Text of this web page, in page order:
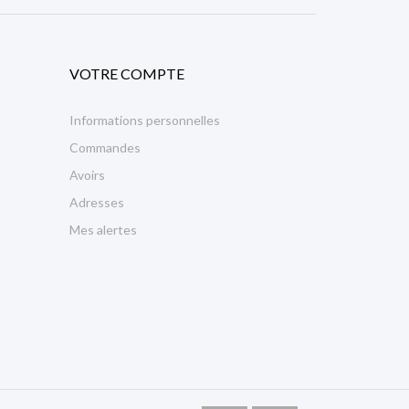
VOTRE COMPTE
Informations personnelles
Commandes
Avoirs
Adresses
Mes alertes